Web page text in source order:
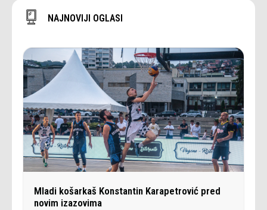
NAJNOVIJI OGLASI
Mladi košarkaš Konstantin Karapetrović pred
novim izazovima